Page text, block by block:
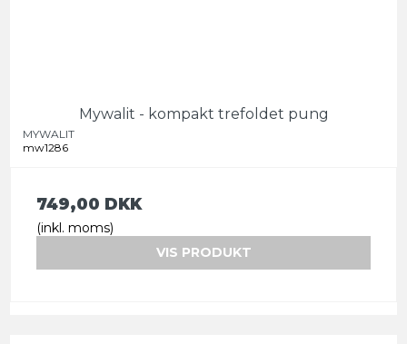
Mywalit - kompakt trefoldet pung
MYWALIT
mw1286
749,00 DKK
(inkl. moms)
VIS PRODUKT